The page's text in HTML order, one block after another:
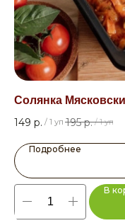
Солянка
149 р. / 1 уп 195 р. / 1 уп
Подробнее
В